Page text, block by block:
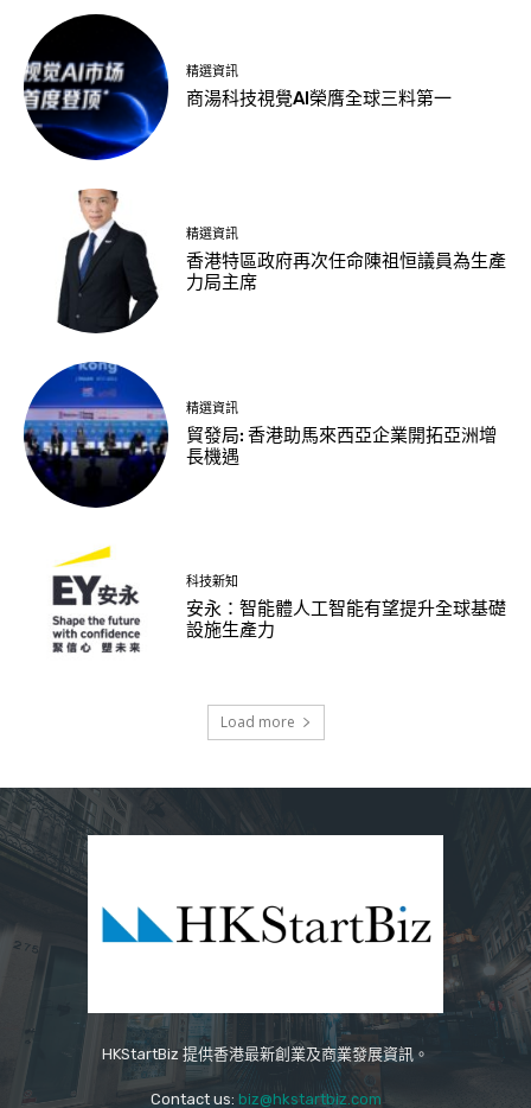
精選資訊
商湯科技視覺AI榮膺全球三料第一
精選資訊
香港特區政府再次任命陳祖恒議員為生產
力局主席
精選資訊
貿發局: 香港助馬來西亞企業開拓亞洲增
長機遇
科技新知
安永：智能體人工智能有望提升全球基礎
設施生產力
Load more
HKStartBiz 提供香港最新創業及商業發展資訊。
Contact us: biz@hkstartbiz.com